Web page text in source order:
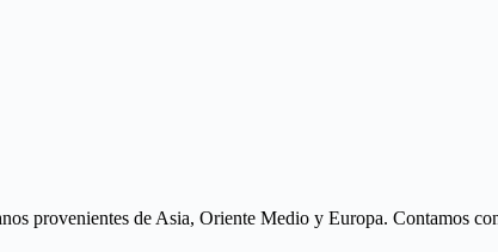
provenientes de Asia, Oriente Medio y Europa. Contamos